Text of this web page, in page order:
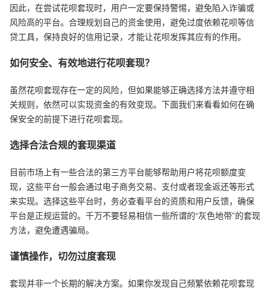
因此，在尝试花呗套现时，用户一定要保持警惕，避免陷入诈骗或
风险高的平台。合理规划自己的资金使用，避免过度依赖花呗等信
贷工具，保持良好的信用记录，才能让花呗发挥其应有的作用。
如何安全、有效地进行花呗套现？
虽然花呗套现存在一定的风险，但如果能够正确选择方法并遵守相
关规则，依然可以实现资金的有效变现。下面我们来看看如何在确
保安全的前提下进行花呗套现。
选择合法合规的套现渠道
目前市场上有一些合法的第三方平台能够帮助用户将花呗额度变
现，这些平台一般会通过电子商务交易、支付或者现金返还等形式
来实现。选择这些平台时，务必查看平台的资质和用户反馈，确保
平台是正规运营的。千万不要轻易相信一些所谓的“灰色地带”的套现
方法，避免遭遇骗局。
谨慎操作，切勿过度套现
套现并非一个长期的解决方案。如果你发现自己频繁依赖花呗套现